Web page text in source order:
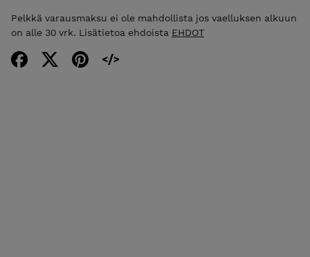
Pelkkä varausmaksu ei ole mahdollista jos vaelluksen alkuun
on alle 30 vrk. Lisätietoa ehdoista EHDOT